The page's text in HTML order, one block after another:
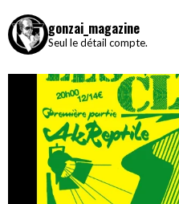
gonzai_magazine
Seul le détail compte.